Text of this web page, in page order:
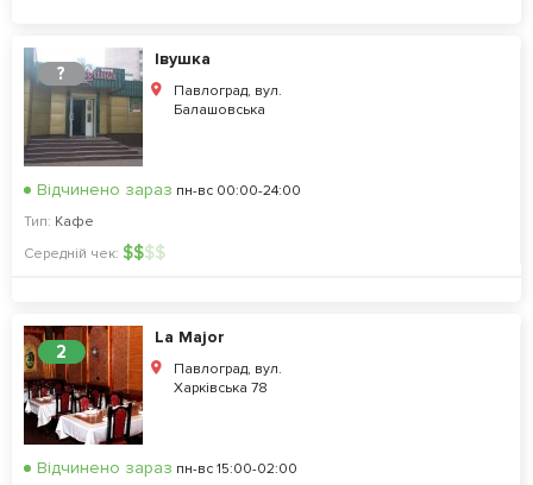
?
Івушка
Павлоград, вул.
Балашовська
Відчинено зараз пн-вс 00:00-24:00
Тип: Кафе
Середній чек: $$$$
2
La Major
Павлоград, вул.
Харківська 78
Відчинено зараз пн-вс 15:00-02:00